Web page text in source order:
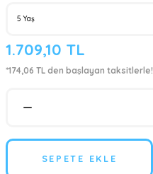
1.709,10 TL
*174,06 TL den başlayan taksitlerle!
SEPETE EKLE